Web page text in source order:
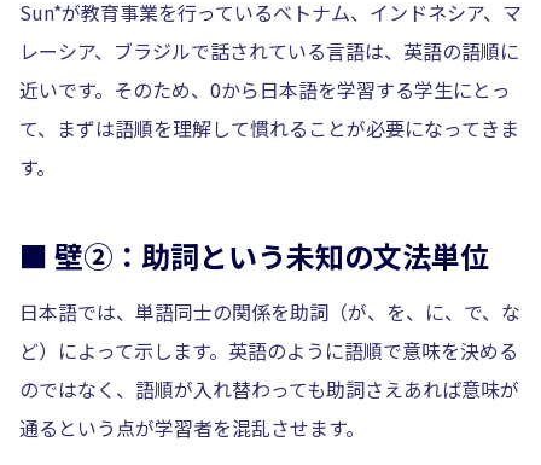
Sun*が教育事業を行っているベトナム、インドネシア、マ
レーシア、ブラジルで話されている言語は、英語の語順に
近いです。そのため、0から日本語を学習する学生にとっ
て、まずは語順を理解して慣れることが必要になってきま
す。
■ 壁②：助詞という未知の文法単位
日本語では、単語同士の関係を助詞（が、を、に、で、な
ど）によって示します。英語のように語順で意味を決める
のではなく、語順が入れ替わっても助詞さえあれば意味が
通るという点が学習者を混乱させます。